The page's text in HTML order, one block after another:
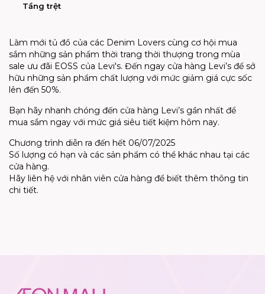
Tầng trệt
Làm mới tủ đồ của các Denim Lovers cùng cơ hội mua
sắm những sản phẩm thời trang thời thượng trong mùa
sale ưu đãi EOSS của Levi's. Đến ngay cửa hàng Levi’s để sở
hữu những sản phẩm chất lượng với mức giảm giá cực sốc
lên đến 50%.
Bạn hãy nhanh chóng đến cửa hàng Levi’s gần nhất để
mua sắm ngay với mức giá siêu tiết kiệm hôm nay.
Chương trình diễn ra đến hết 06/07/2025
Số lượng có hạn và các sản phẩm có thể khác nhau tại các
cửa hàng.
Hãy liên hệ với nhân viên cửa hàng để biết thêm thông tin
chi tiết.